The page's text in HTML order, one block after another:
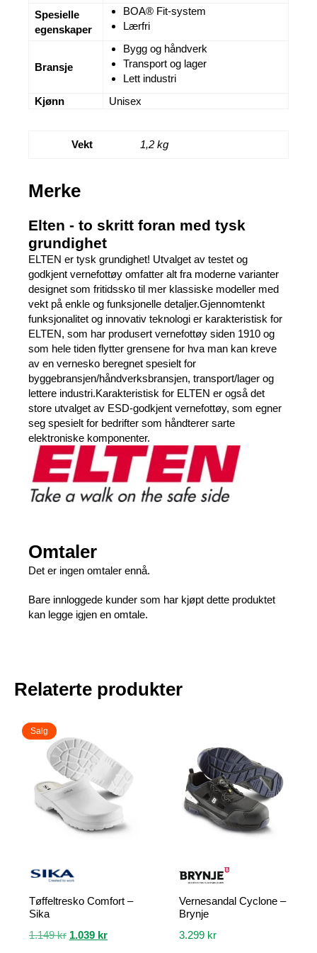
Spesielle
egenskaper
BOA® Fit-system
Lærfri
Bransje
Bygg og håndverk
Transport og lager
Lett industri
Kjønn
Unisex
Vekt 1,2 kg
Merke
Elten - to skritt foran med tysk
grundighet
ELTEN er tysk grundighet! Utvalget av testet og
godkjent vernefottøy omfatter alt fra moderne varianter
designet som fritidssko til mer klassiske modeller med
vekt på enkle og funksjonelle detaljer.Gjennomtenkt
funksjonalitet og innovativ teknologi er karakteristisk for
ELTEN, som har produsert vernefottøy siden 1910 og
som hele tiden flytter grensene for hva man kan kreve
av en vernesko beregnet spesielt for
byggebransjen/håndverksbransjen, transport/lager og
lettere industri.Karakteristisk for ELTEN er også det
store utvalget av ESD-godkjent vernefottøy, som egner
seg spesielt for bedrifter som håndterer sarte
elektroniske komponenter.
Omtaler
Det er ingen omtaler ennå.
Bare innloggede kunder som har kjøpt dette produktet
kan legge igjen en omtale.
Relaterte produkter
Salg
Tøffeltresko Comfort –
Sika
1.149kr Opprinnelig
1.039 krNåværende
Vernesandal Cyclone –
Brynje
3.299 kr